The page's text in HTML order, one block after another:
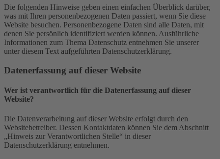
Die folgenden Hinweise geben einen einfachen Überblick darüber,
was mit Ihren personenbezogenen Daten passiert, wenn Sie diese
Website besuchen. Personenbezogene Daten sind alle Daten, mit
denen Sie persönlich identifiziert werden können. Ausführliche
Informationen zum Thema Datenschutz entnehmen Sie unserer
unter diesem Text aufgeführten Datenschutzerklärung.
Datenerfassung auf dieser Website
Wer ist verantwortlich für die Datenerfassung auf dieser
Website?
Die Datenverarbeitung auf dieser Website erfolgt durch den
Websitebetreiber. Dessen Kontaktdaten können Sie dem Abschnitt
„Hinweis zur Verantwortlichen Stelle“ in dieser
Datenschutzerklärung entnehmen.